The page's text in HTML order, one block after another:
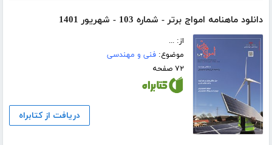
دانلود ماهنامه امواج برتر - شماره 103 - شهریور 1401
از: ...
موضوع:فنی و مهندسی
۷۲ صفحه
دریافت از کتابراه